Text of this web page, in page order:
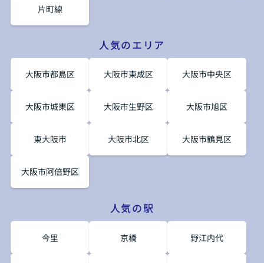
片町線
人気のエリア
大阪市都島区 大阪市東成区 大阪市中央区
大阪市城東区 大阪市生野区 大阪市旭区
東大阪市 大阪市北区 大阪市鶴見区
大阪市阿倍野区
人気の駅
今里 京橋 野江内代